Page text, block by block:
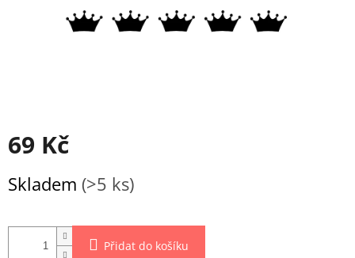
69 Kč
cena:
Skladem (>5 ks)
Přidat do košíku